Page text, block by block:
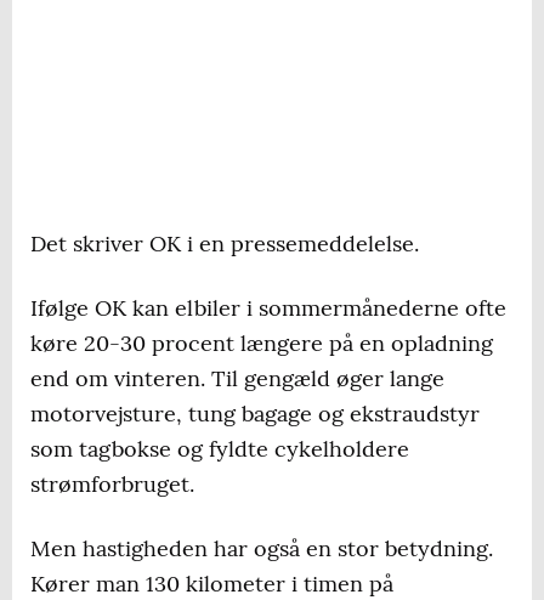
Det skriver OK i en pressemeddelelse.
Ifølge OK kan elbiler i sommermånederne ofte
køre 20-30 procent længere på en opladning
end om vinteren. Til gengæld øger lange
motorvejsture, tung bagage og ekstraudstyr
som tagbokse og fyldte cykelholdere
strømforbruget.
Men hastigheden har også en stor betydning.
Kører man 130 kilometer i timen på